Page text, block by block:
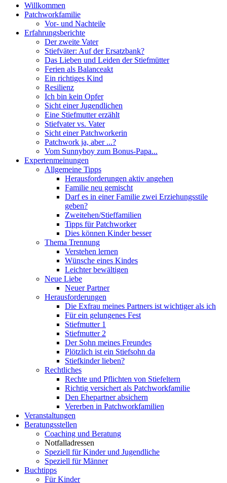
Willkommen
Patchworkfamilie
Vor- und Nachteile
Erfahrungsberichte
Der zweite Vater
Stiefväter: Auf der Ersatzbank?
Das Lieben und Leiden der Stiefmütter
Ferien als Balanceakt
Ein richtiges Kind
Resilienz
Ich bin kein Opfer
Sicht einer Jugendlichen
Eine Stiefmutter erzählt
Stiefvater vs. Vater
Sicht einer Patchworkerin
Patchwork ja, aber ...?
Vom Sunnyboy zum Bonus-Papa...
Expertenmeinungen
Allgemeine Tipps
Herausforderungen aktiv angehen
Familie neu gemischt
Darf es in einer Familie zwei Erziehungsstile
geben?
Zweitehen/Stieffamilien
Tipps für Patchworker
Dies können Kinder besser
Thema Trennung
Verstehen lernen
Wünsche eines Kindes
Leichter bewältigen
Neue Liebe
Neuer Partner
Herausforderungen
Die Exfrau meines Partners ist wichtiger als ich
Für ein gelungenes Fest
Stiefmutter 1
Stiefmutter 2
Der Sohn meines Freundes
Plötzlich ist ein Stiefsohn da
Stiefkinder lieben?
Rechtliches
Rechte und Pflichten von Stiefeltern
Richtig versichert als Patchworkfamilie
Den Ehepartner absichern
Vererben in Patchworkfamilien
Veranstaltungen
Beratungsstellen
Coaching und Beratung
Notfalladressen
Speziell für Kinder und Jugendliche
Speziell für Männer
Buchtipps
Für Kinder